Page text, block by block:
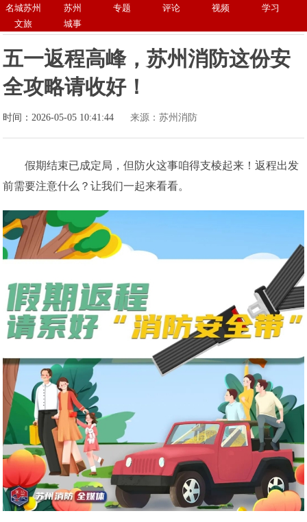
名城苏州 苏州 专题 评论 视频
学习
文旅
城事
五一返程高峰，苏州消防这份安
全攻略请收好！
时间：2026-05-05 10:41:44 来源：苏州消防
假期结束已成定局，但防火这事咱得支棱起来！返程出发
前需要注意什么？让我们一起来看看。